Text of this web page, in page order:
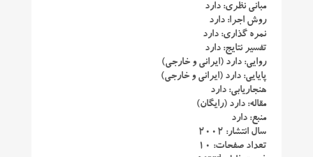
مبانی نظری: دارد
روش اجرا: دارد
نمره گذاری: دارد
تفسیر نتایج: دارد
روایی: دارد (ایرانی و خارجی)
پایایی: دارد (ایرانی و خارجی)
هنجاریابی: دارد
مقاله: دارد (رایگان)
منبع: دارد
سال انتشار: ۲۰۰۲
تعداد صفحات: ۱۰